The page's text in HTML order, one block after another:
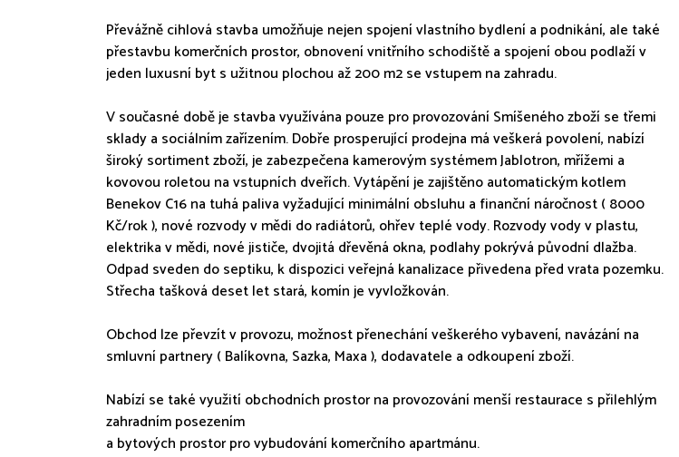
Převážně cihlová stavba umožňuje nejen spojení vlastního bydlení a podnikání, ale také
přestavbu komerčních prostor, obnovení vnitřního schodiště a spojení obou podlaží v
jeden luxusní byt s užitnou plochou až 200 m2 se vstupem na zahradu.
V současné době je stavba využívána pouze pro provozování Smíšeného zboží se třemi
sklady a sociálním zařízením. Dobře prosperující prodejna má veškerá povolení, nabízí
široký sortiment zboží, je zabezpečena kamerovým systémem Jablotron, mřížemi a
kovovou roletou na vstupních dveřích. Vytápění je zajištěno automatickým kotlem
Benekov C16 na tuhá paliva vyžadující minimální obsluhu a finanční náročnost ( 8000
Kč/rok ), nové rozvody v mědi do radiátorů, ohřev teplé vody. Rozvody vody v plastu,
elektrika v mědi, nové jističe, dvojitá dřevěná okna, podlahy pokrývá původní dlažba.
Odpad sveden do septiku, k dispozici veřejná kanalizace přivedena před vrata pozemku.
Střecha tašková deset let stará, komín je vyvložkován.
Obchod lze převzít v provozu, možnost přenechání veškerého vybavení, navázání na
smluvní partnery ( Balíkovna, Sazka, Maxa ), dodavatele a odkoupení zboží.
Nabízí se také využití obchodních prostor na provozování menší restaurace s přilehlým
zahradním posezením
a bytových prostor pro vybudování komerčního apartmánu.